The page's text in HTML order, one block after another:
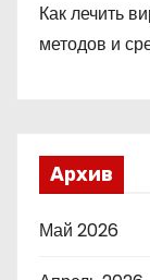
Как лечить
методов и
Архив
Май 2026